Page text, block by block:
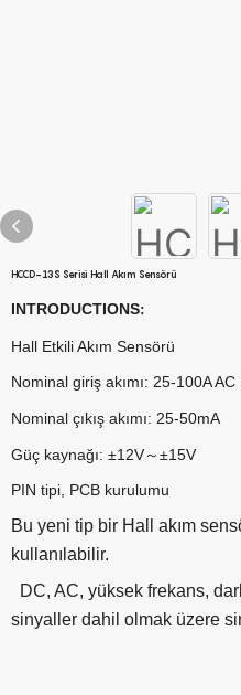
HCCD-13S Serisi Hall Akım Sensörü
INTRODUCTIONS:
Hall Etkili Akım Sensörü
Nominal giriş akımı: 25-100A AC
Nominal çıkış akımı: 25-50mA
Güç kaynağı: ±12V～±15V
PIN tipi, PCB kurulumu
Bu yeni tip bir Hall akım
kullanılabilir.
DC, AC, yüksek frekans,
sinyaller dahil olmak üzere